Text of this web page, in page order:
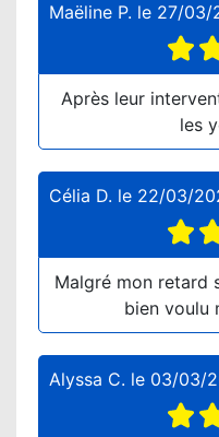
Maëline P. le 27/03/
Après leur
les
Célia D. le 22/03/
Malgré mon retard
bien voulu
Alyssa C. le 03/03/